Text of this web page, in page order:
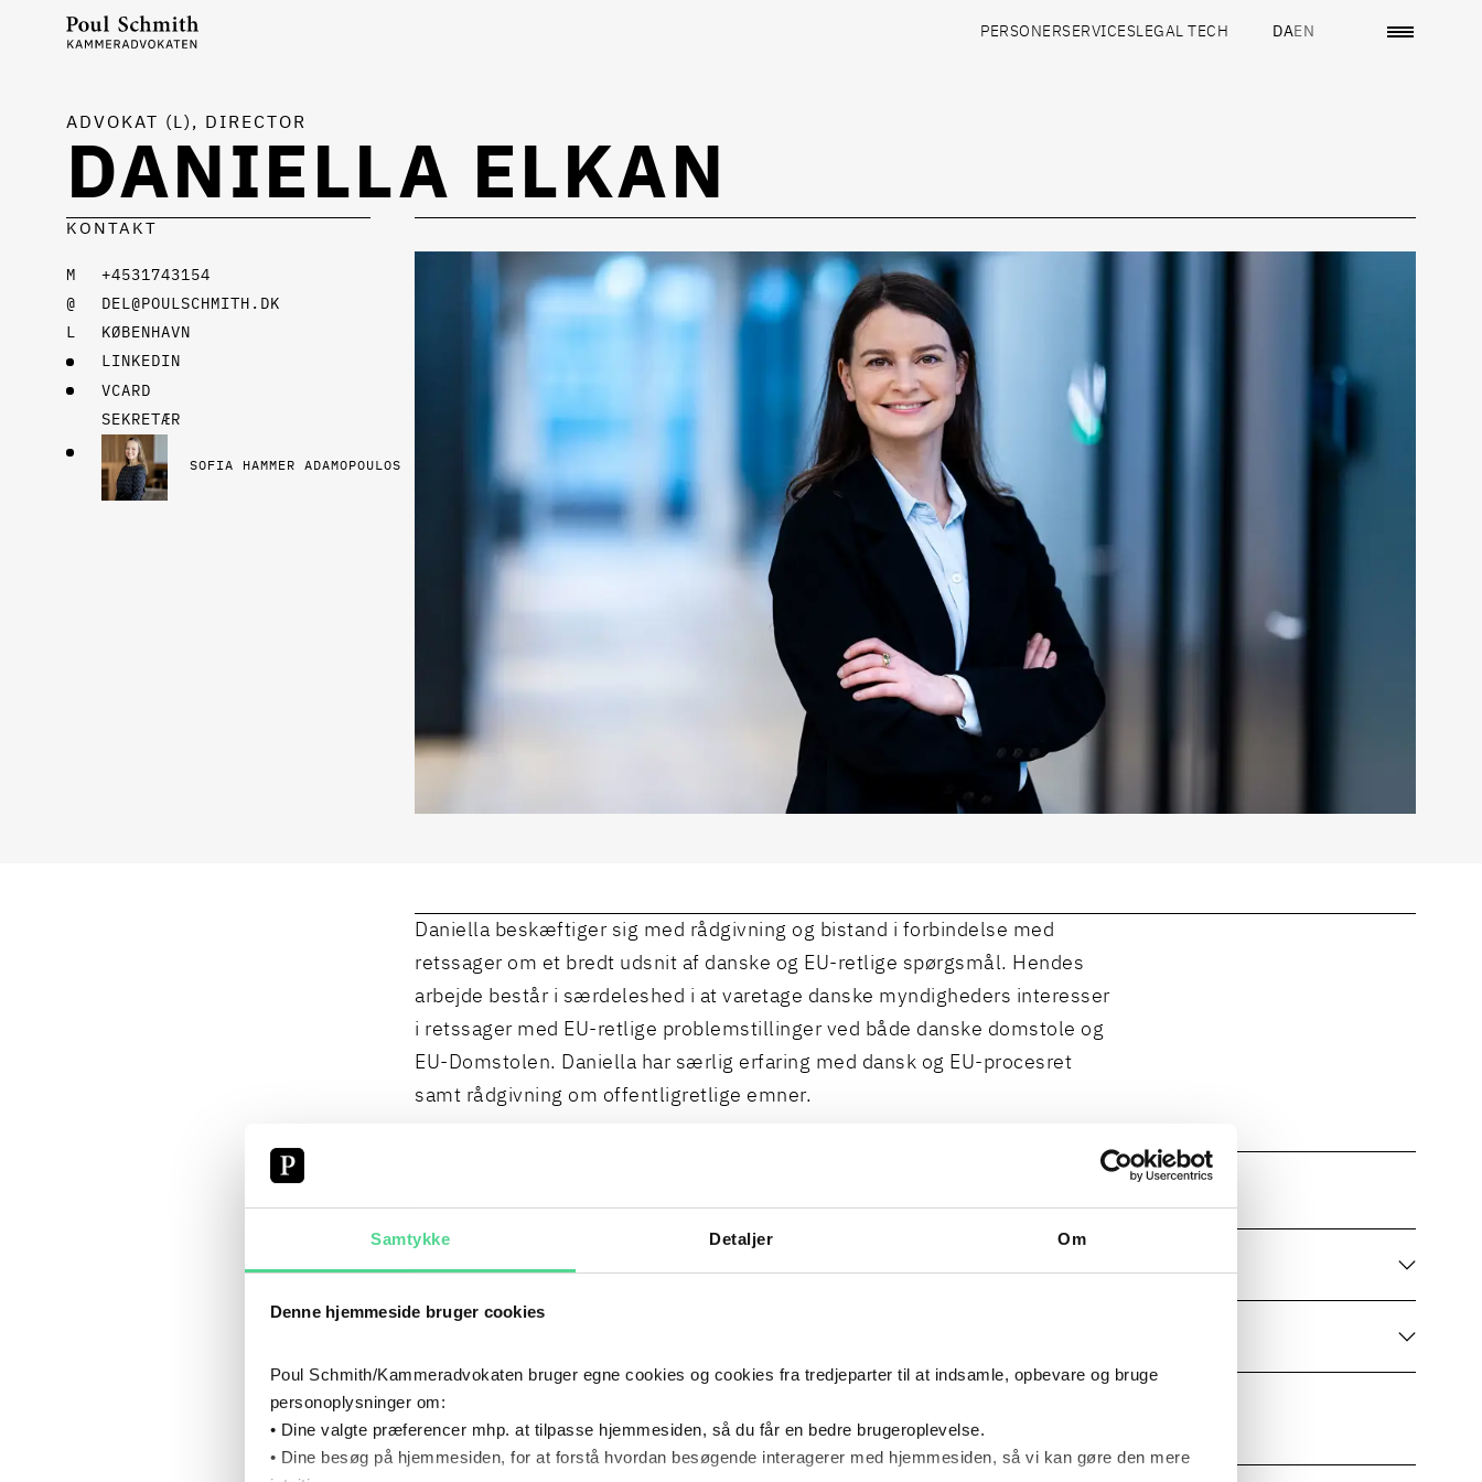
Samtykke Detaljer Om
Denne hjemmeside bruger cookies
Poul Schmith/Kammeradvokaten bruger egne cookies og cookies fra tredjeparter til at indsamle, opbevare og bruge
personoplysninger om:
• Dine valgte præferencer mhp. at tilpasse hjemmesiden, så du får en bedre brugeroplevelse.
• Dine besøg på hjemmesiden, for at forstå hvordan besøgende interagerer med hjemmesiden, så vi kan gøre den mere
PERSONERSERVICESLEGAL TECH DAEN
DANIELLA ELKAN
ADVOKAT (L), DIRECTOR
KONTAKT
+4531743154
DEL@POULSCHMITH.DK
KØBENHAVN
LINKEDIN
VCARD
SEKRETÆR
SOFIA HAMMER ADAMOPOULOS
Daniella beskæftiger sig med rådgivning og bistand i forbindelse med
retssager om et bredt udsnit af danske og EU-retlige spørgsmål. Hendes
arbejde består i særdeleshed i at varetage danske myndigheders interesser
i retssager med EU-retlige problemstillinger ved både danske domstole og
EU-Domstolen. Daniella har særlig erfaring med dansk og EU-procesret
samt rådgivning om offentligretlige emner.
EU-MARKEDSREGULERING
OFFENTLIG FORVALTNING